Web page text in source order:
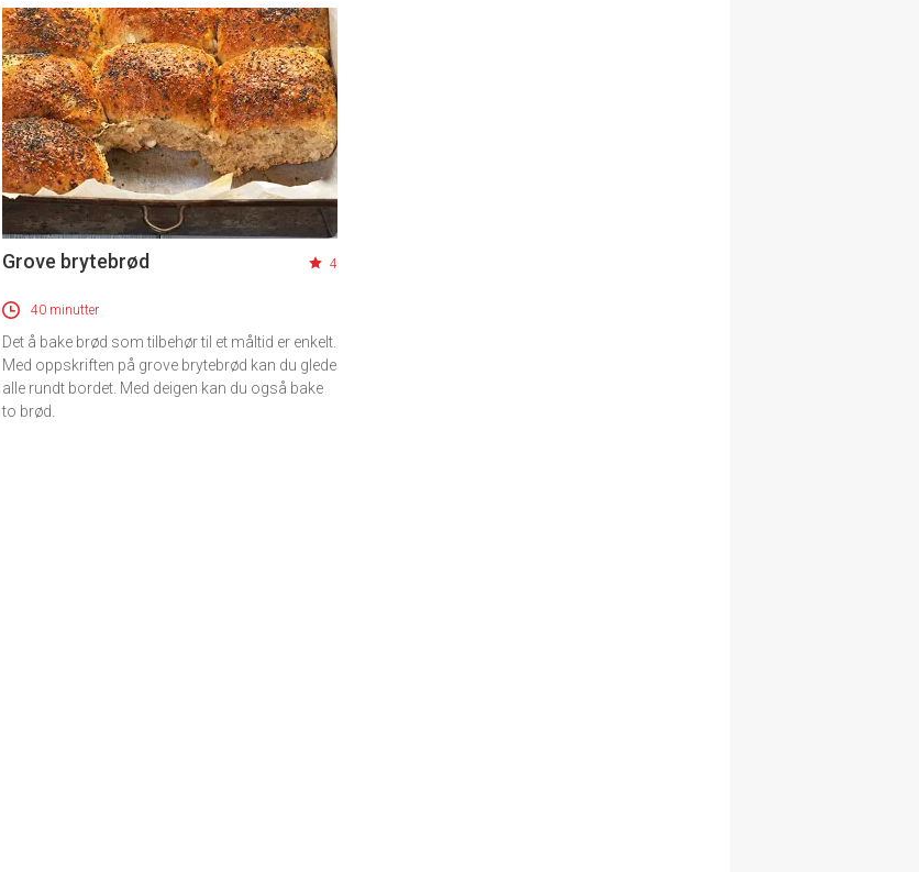
Grove brytebrød 4
40 minutter
Det å bake brød som tilbehør til et måltid er enkelt.
Med oppskriften på grove brytebrød kan du glede
alle rundt bordet. Med deigen kan du også bake
to brød.